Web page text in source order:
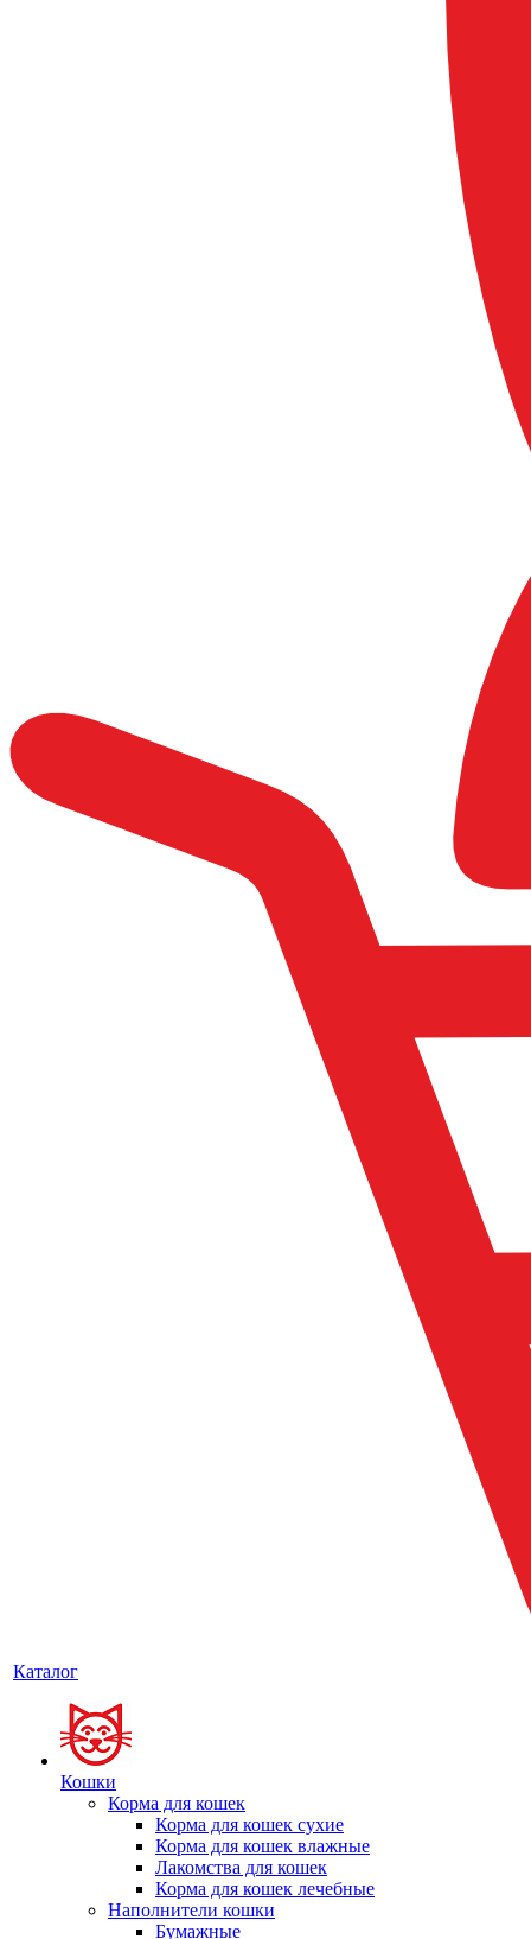
Каталог
Кошки
Корма для кошек
Корма для кошек сухие
Корма для кошек влажные
Лакомства для кошек
Корма для кошек лечебные
Наполнители кошки
Бумажные